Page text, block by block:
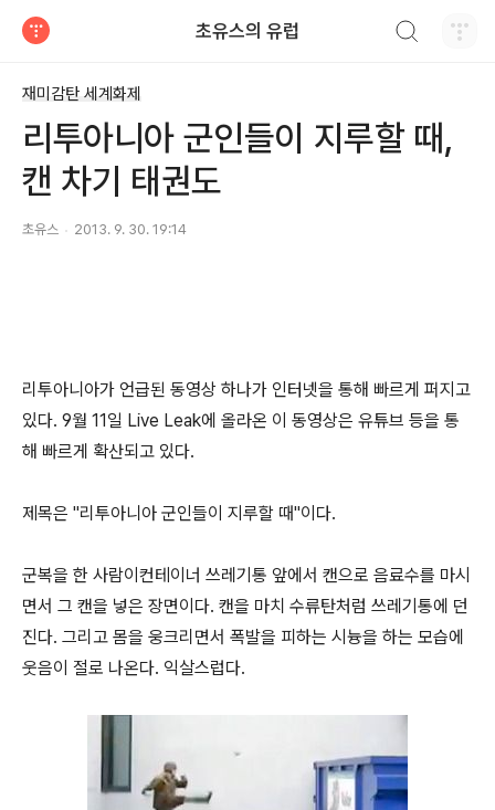
초유스의 유럽
재미감탄 세계화제
리투아니아 군인들이 지루할 때,
캔 차기 태권도
초유스 2013. 9. 30. 19:14
리투아니아가 언급된 동영상 하나가 인터넷을 통해 빠르게 퍼지고
있다. 9월 11일 Live Leak에 올라온 이 동영상은 유튜브 등을 통
해 빠르게 확산되고 있다.
제목은 "리투아니아 군인들이 지루할 때"이다.
군복을 한 사람이컨테이너 쓰레기통 앞에서 캔으로 음료수를 마시
면서 그 캔을 넣은 장면이다. 캔을 마치 수류탄처럼 쓰레기통에 던
진다. 그리고 몸을 웅크리면서 폭발을 피하는 시늉을 하는 모습에
웃음이 절로 나온다. 익살스럽다.